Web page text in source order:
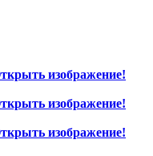
изображение!
изображение!
изображение!